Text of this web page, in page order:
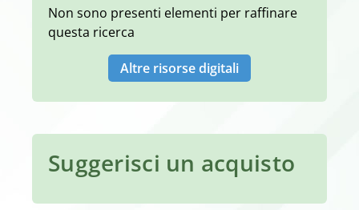
Non sono presenti elementi per raffinare
questa ricerca
Altre risorse digitali
Suggerisci un acquisto